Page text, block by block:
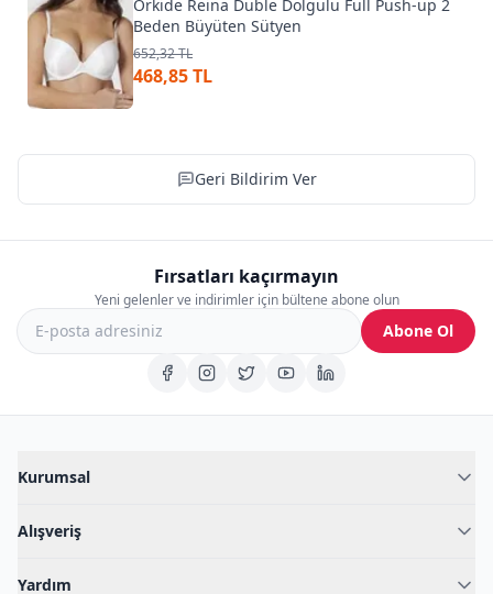
Orkide Reina Duble Dolgulu Full Push-up 2
Beden Büyüten Sütyen
652,32 TL
468,85 TL
Geri Bildirim Ver
Fırsatları kaçırmayın
Yeni gelenler ve indirimler için bültene abone olun
Abone Ol
Kurumsal
Blog
İç Giyim Rehberi
Alışveriş
Yardım